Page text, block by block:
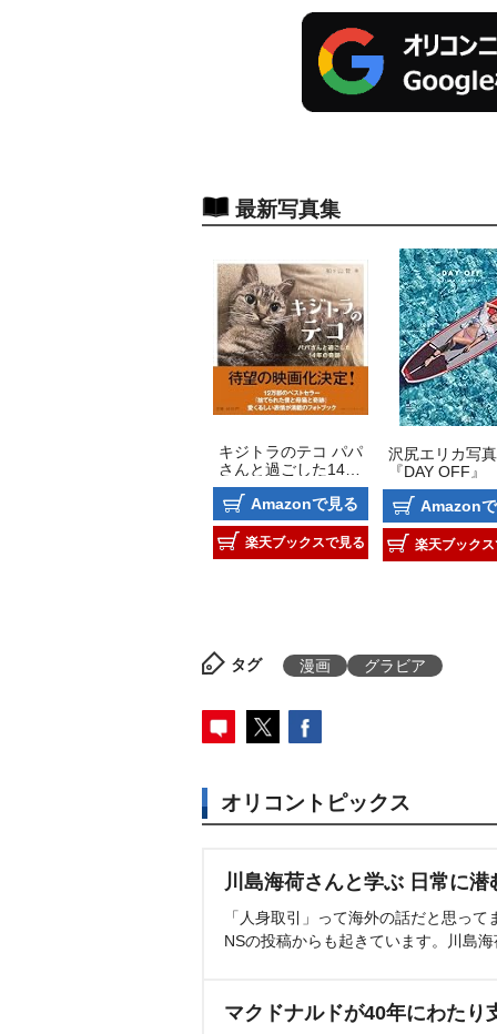
最新写真集
キジトラのテコ パパ
さんと過ごした14年
の奇跡
Amazonで見る
楽天ブックスで見る
沢尻エリカ写
『DAY OFF』
Amazon
楽天ブック
タグ 漫画 グラビア
オリコントピックス
川島海荷さんと学ぶ 日常に
「人身取引」って海外の話だと思っ
NSの投稿からも起きています。川島
マクドナルドが40年にわたり